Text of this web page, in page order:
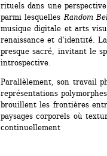
rituels dans une
parmi lesquelles Random
musique digitale et arts
renaissance et d’identité.
presque sacré, invitant le
introspective.
Parallèlement, son travail
représentations
brouillent les frontières
paysages corporels où
continuellement